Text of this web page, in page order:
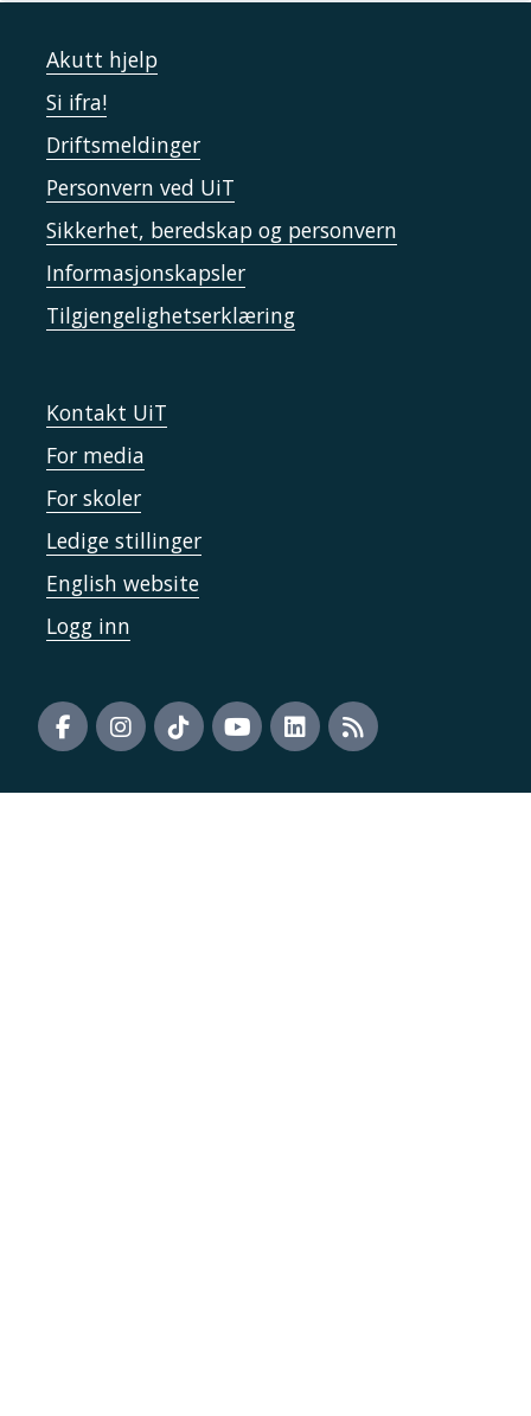
Akutt hjelp
Si ifra!
Driftsmeldinger
Personvern ved UiT
Sikkerhet, beredskap og personvern
Informasjonskapsler
Tilgjengelighetserklæring
Kontakt UiT
For media
For skoler
Ledige stillinger
English website
Logg inn